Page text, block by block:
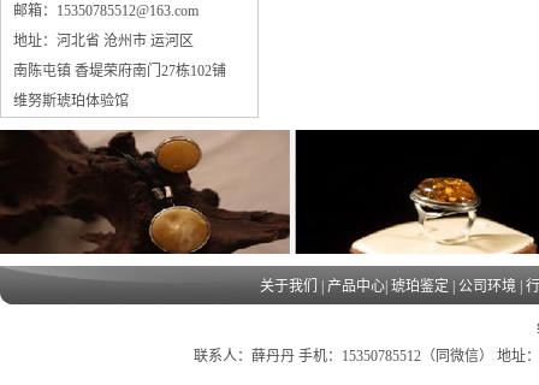
邮箱：15350785512@163.com
地址：河北省 沧州市 运河区
南陈屯镇 香堤荣府南门27栋102铺
维努斯琥珀体验馆
关于我们 产品中心 琥珀鉴定 公司环境
联系人：薛丹丹 手机：15350785512（同微信） 地